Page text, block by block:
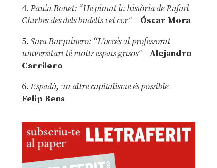
4. Paula Bonet: “He pintat la història de Rafael
Chirbes des dels budells i el cor” –Óscar Mora
5. Sara Barquinero: “L’accés al professorat
universitari té molts espais grisos”– Alejandro
Carrilero
6. Espadà, un altre capitalisme és possible –
Felip Bens